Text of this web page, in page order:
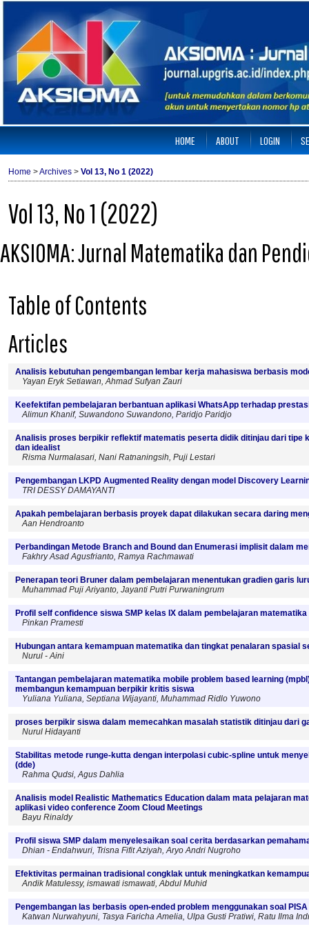
HOME ABOUT LOGIN
Home >Archives > Vol 13, No 1 (2022)
Vol 13, No 1 (2022)
AKSIOMA: Jurnal Matematika dan
Table of Contents
Articles
Analisis kebutuhan pengembangan lembar kerja mahasiswa berbasis
Yayan Eryk Setiawan, Ahmad Sufyan Zauri
Keefektifan pembelajaran berbantuan aplikasi WhatsApp terhadap
Alimun Khanif, Suwandono Suwandono, Paridjo Paridjo
Analisis proses berpikir reflektif matematis peserta didik ditinjau dari tipe
dan idealist
Risma Nurmalasari, Nani Ratnaningsih, Puji Lestari
Pengembangan LKPD Augmented Reality dengan model Discovery
TRI DESSY DAMAYANTI
Apakah pembelajaran berbasis proyek dapat dilakukan secara daring
Aan Hendroanto
Perbandingan Metode Branch and Bound dan Enumerasi implisit dalam
Fakhry Asad Agusfrianto, Ramya Rachmawati
Penerapan teori Bruner dalam pembelajaran menentukan gradien garis
Muhammad Puji Ariyanto, Jayanti Putri Purwaningrum
Profil self confidence siswa SMP kelas IX dalam pembelajaran
Pinkan Pramesti
Hubungan antara kemampuan matematika dan tingkat penalaran spasial
Nurul - Aini
Tantangan pembelajaran matematika mobile problem based learning
membangun kemampuan berpikir kritis siswa
Yuliana Yuliana, Septiana Wijayanti, Muhammad Ridlo Yuwono
proses berpikir siswa dalam memecahkan masalah statistik ditinjau dari
Nurul Hidayanti
Stabilitas metode runge-kutta dengan interpolasi cubic-spline untuk
(dde)
Rahma Qudsi, Agus Dahlia
Analisis model Realistic Mathematics Education dalam mata pelajaran
aplikasi video conference Zoom Cloud Meetings
Bayu Rinaldy
Profil siswa SMP dalam menyelesaikan soal cerita berdasarkan
Dhian - Endahwuri, Trisna Fifit Aziyah, Aryo Andri Nugroho
Efektivitas permainan tradisional congklak untuk meningkatkan
Andik Matulessy, ismawati ismawati, Abdul Muhid
Pengembangan las berbasis open-ended problem menggunakan soal
Katwan Nurwahyuni, Tasya Faricha Amelia, Ulpa Gusti Pratiwi, Ratu Ilma